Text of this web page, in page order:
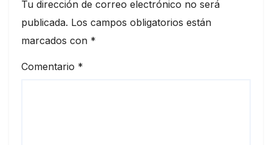
Tu dirección de correo electrónico no será
publicada. Los campos obligatorios están
marcados con *
Comentario *